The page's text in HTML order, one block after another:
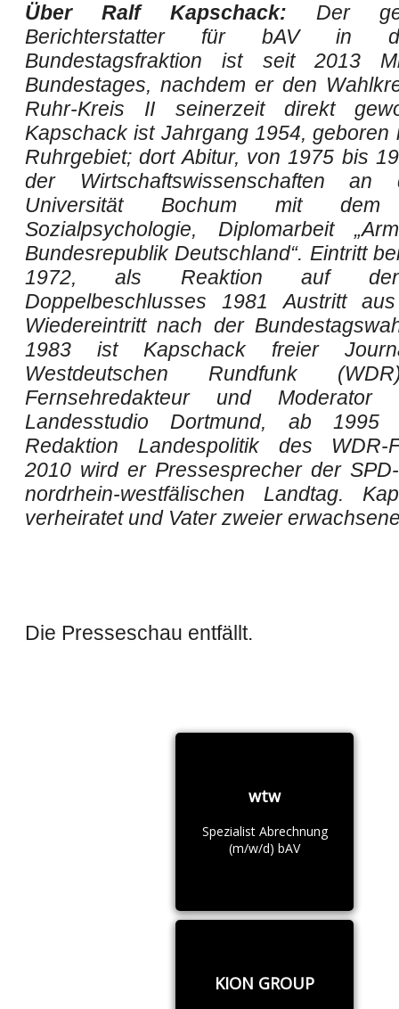
Über Ralf Kapschack: Der
Berichterstatter für bAV in
Bundestagsfraktion ist seit 2013
Bundestages, nachdem er den
Ruhr-Kreis II seinerzeit direkt
Kapschack ist Jahrgang 1954, geboren
Ruhrgebiet; dort Abitur, von 1975 bis
der Wirtschaftswissenschaften
Universität Bochum mit dem
Sozialpsychologie, Diplomarbeit
Bundesrepublik Deutschland“. Eintritt
1972, als Reaktion auf
Doppelbeschlusses 1981 Austritt
Wiedereintritt nach der
1983 ist Kapschack freier
Westdeutschen Rundfunk
Fernsehredakteur und
Landesstudio Dortmund, ab
Redaktion Landespolitik des WDR-
2010 wird er Pressesprecher der
nordrhein-westfälischen Landtag.
verheiratet und Vater zweier
Die Presseschau entfällt.
wtw
Spezialist Abrechnung
(m/w/d) bAV
KION GROUP